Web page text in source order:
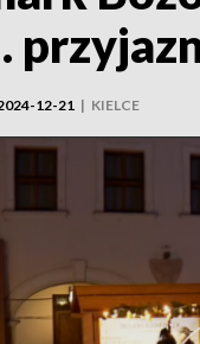
12-21 | KIELCE